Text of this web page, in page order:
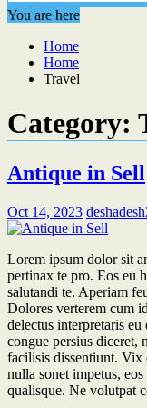
You are here
Home
Home
Travel
Category:
Antique in Sell
Oct 14, 2023
Lorem ipsum dolor sit
pertinax te pro. Eos eu
salutandi te. Aperiam
Dolores verterem cum
delectus interpretaris
congue persius diceret,
facilisis dissentiunt. Vix
nulla sonet impetus,
qualisque. Ne volutpat